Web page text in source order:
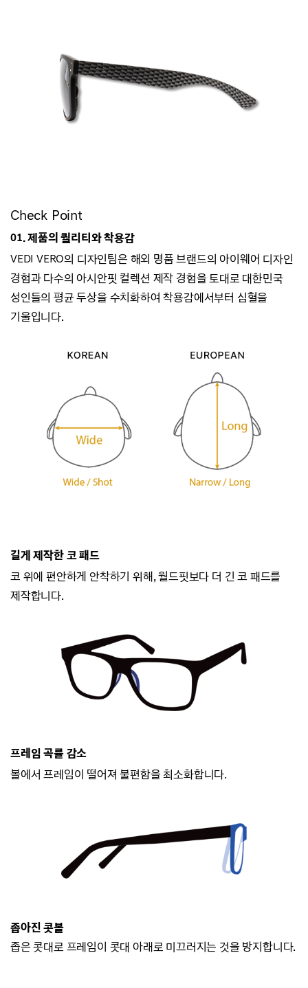
Check Point
01. 제품의 퀄리티와 착용감
VEDI VERO의 디자인팀은 해외 명품 브랜드의 아이웨어 디자인
경험과 다수의 아시안핏 컬렉션 제작 경험을 토대로 대한민국
성인들의 평균 두상을 수치화하여착용감에서부터 심혈을
기울입니다.
길게 제작한 코 패드
코 위에 편안하게 안착하기 위해, 월드핏보다 더 긴 코 패드를
제작합니다.
프레임 곡률 감소
볼에서 프레임이 떨어져 불편함을 최소화합니다.
좁아진 콧볼
좁은 콧대로 프레임이 콧대 아래로 미끄러지는 것을 방지합니다.